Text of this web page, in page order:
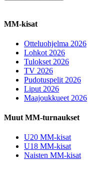
MM-kisat
Otteluohjelma 2026
Lohkot 2026
Tulokset 2026
TV 2026
Pudotuspelit 2026
Liput 2026
Maajoukkueet 2026
Muut MM-turnaukset
U20 MM-kisat
U18 MM-kisat
Naisten MM-kisat